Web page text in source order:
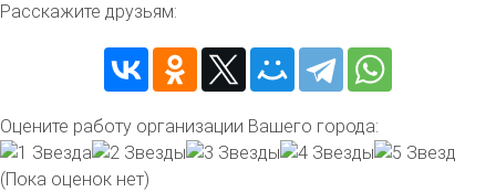
Расскажите друзьям:
Оцените работу организации Вашего города:
(Пока оценок нет)